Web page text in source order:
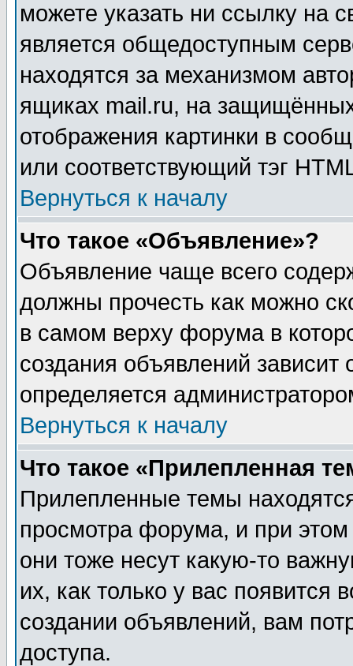
можете указать ни ссылку на
является общедоступным
находятся за механизмом
ящиках mail.ru, на
отображения картинки в
или соответствующий тэг
Вернуться к началу
Что такое «Объявление»?
Объявление чаще всего
должны прочесть как можно
в самом верху форума в
создания объявлений зависит
определяется
Вернуться к началу
Что такое «Прилепленная
Прилепленные темы
просмотра форума, и при
они тоже несут какую-то
их, как только у вас появится
создании объявлений, вам
доступа.